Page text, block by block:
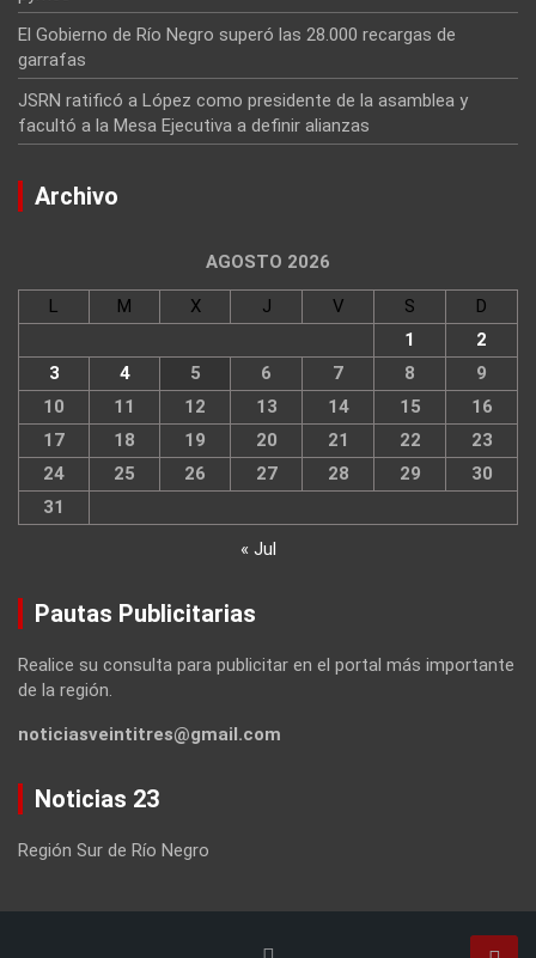
El Gobierno de Río Negro superó las 28.000 recargas de
garrafas
JSRN ratificó a López como presidente de la asamblea y
facultó a la Mesa Ejecutiva a definir alianzas
Archivo
AGOSTO 2026
L M X J V S
D
1
2
3
4 5 6 7 8
9
10
11 12 13 14 15
16
17
18 19 20 21 22
23
24
25 26 27 28 29
30
31
« Jul
Pautas Publicitarias
Realice su consulta para publicitar en el portal más importante
de la región.
noticiasveintitres@gmail.com
Noticias 23
Región Sur de Río Negro